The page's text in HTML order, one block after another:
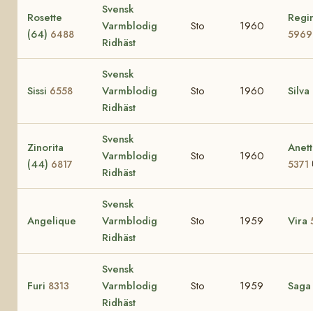
Rosette
(64) 6488
Svensk
Varmblodig
Ridhäst
Sto 1960
5969
Sissi 6558
Svensk
Varmblodig
Ridhäst
Sto 1960 Silva
Zinorita
(44) 6817
Svensk
Varmblodig
Ridhäst
Sto 1960
5371
Angelique
Svensk
Varmblodig
Ridhäst
Sto 1959 Vira
Furi 8313
Svensk
Varmblodig
Ridhäst
Sto 1959 Saga